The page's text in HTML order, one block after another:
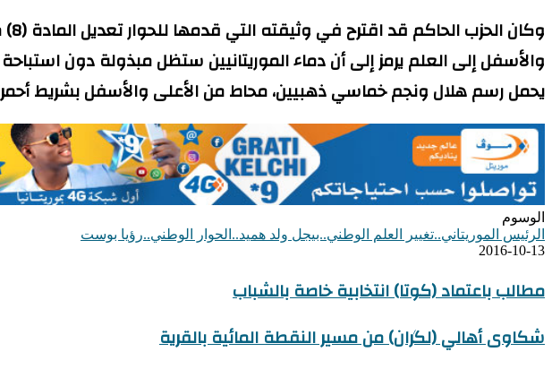
والأسفل إلى العلم يرمز إلى أن دماء الموريتانيين ستظل مبذولة دون
يحمل رسم هلال ونجم خماسي ذهبيين، محاط من الأعلى والأسفل بشريط
الوسوم
الرئيس الموريتاني..تغيير العلم الوطني..بيجل ولد هميد..الحوار الوطني..رؤيا بوست
2016-10-13
مطالب باعتماد (كوتا) انتخابية خاصة بالشباب
شكاوى أهالي (لگران) من مسير النقطة المائية بالقرية